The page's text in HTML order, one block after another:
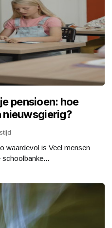
pensioen: hoe
nieuwsgierig?
waardevol is Veel mensen
schoolbanke...